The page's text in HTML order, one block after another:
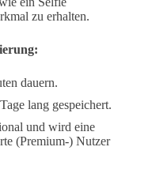
zu erhalten.
dauern.
lang gespeichert.
und wird eine
(Premium-) Nutzer